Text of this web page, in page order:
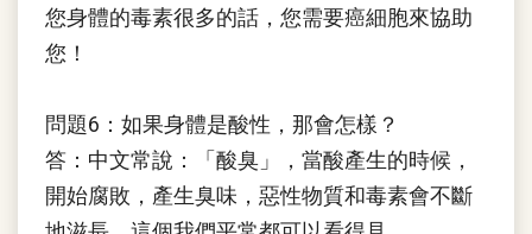
您身體的毒素很多的話，您需要癌細胞來協助
您！
問題6：如果身體是酸性，那會怎樣？
答：中文常說：「酸臭」，當酸產生的時候，
開始腐敗，產生臭味，惡性物質和毒素會不斷